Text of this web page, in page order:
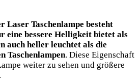
Laser Taschenlampe besteht
eine bessere⁤ Helligkeit bietet als
auch⁢ heller‌ leuchtet als die​
Taschenlampen. Diese Eigenschaft
weiter zu sehen und größere